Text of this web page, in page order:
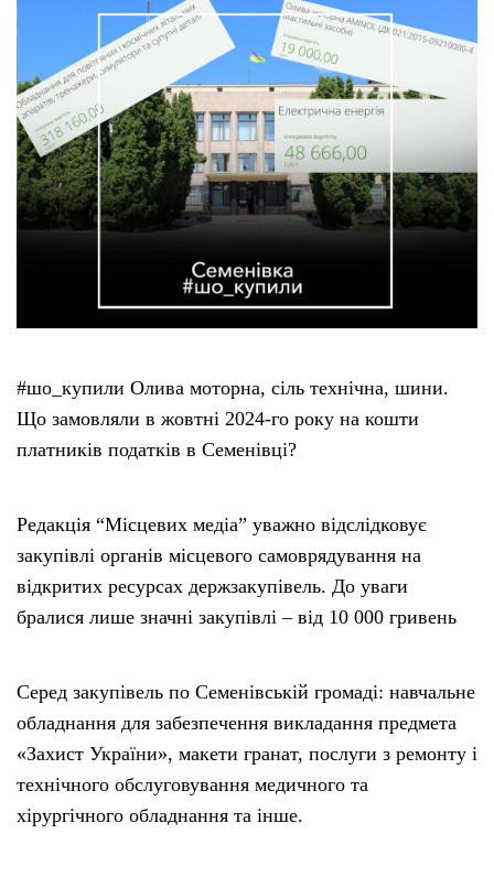
#шо_купили Олива моторна, сіль технічна, шини.
Що замовляли в жовтні 2024-го року на кошти
платників податків в Семенівці?
Редакція “Місцевих медіа” уважно відслідковує
закупівлі органів місцевого самоврядування на
відкритих ресурсах держзакупівель. До уваги
бралися лише значні закупівлі – від 10 000 гривень
Серед закупівель по Семенівській громаді: навчальне
обладнання для забезпечення викладання предмета
«Захист України», макети гранат, послуги з ремонту і
технічного обслуговування медичного та
хірургічного обладнання та інше.